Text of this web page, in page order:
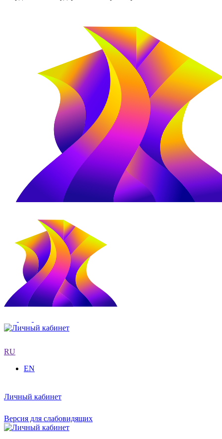
RU
EN
Личный кабинет
Версия для слабовидящих